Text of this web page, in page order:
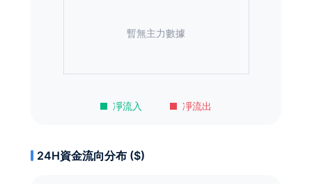
凈流入 凈流出
暫無主力數據
24H資金流向分布 ($)